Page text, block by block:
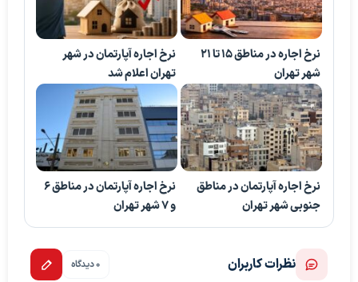
نرخ اجاره در مناطق 15 تا 21
شهر تهران
نرخ اجاره آپارتمان در شهر
تهران اعلام شد
نرخ اجاره آپارتمان در مناطق
جنوبی شهر تهران
نرخ اجاره آپارتمان در مناطق 6
و 7 شهر تهران
نظرات کاربران 0 دیدگاه